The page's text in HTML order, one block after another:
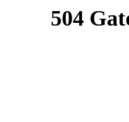
504